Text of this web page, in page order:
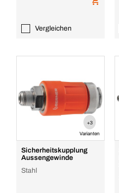
Vergleichen
+3
Varianten
Sicherheitskupplung
Aussengewinde
Stahl